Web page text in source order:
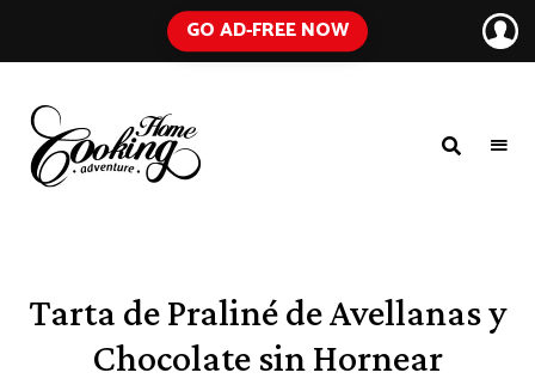
GO AD-FREE NOW
Everyday
Ingredients
Tarta de Praliné de Avellanas y
Chocolate sin Hornear